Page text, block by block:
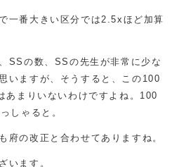
番大きい区分では2.5xほど加算
の数、SSの先生が非常に少な
いますが、そうすると、この100
あまりいないわけですよね。100
しゃると。
の改正と合わせてありますね。
ます。